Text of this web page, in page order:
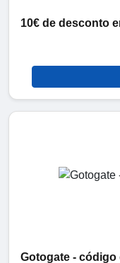
10€ de desconto
Gotogate - código